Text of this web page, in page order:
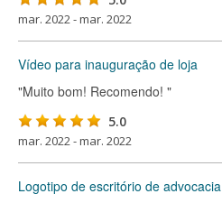
mar. 2022 - mar. 2022
Vídeo para inauguração de loja
"Muito bom! Recomendo! "
5.0
mar. 2022 - mar. 2022
Logotipo de escritório de advocacia